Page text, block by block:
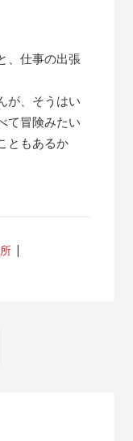
、仕事の出張
が、そうはい
て冒険みたい
ともあるか